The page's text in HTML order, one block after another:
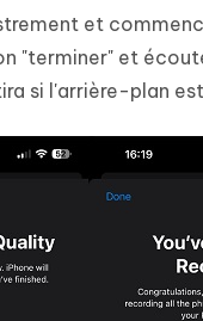
et
"terminer" et
si l'arrière-plan